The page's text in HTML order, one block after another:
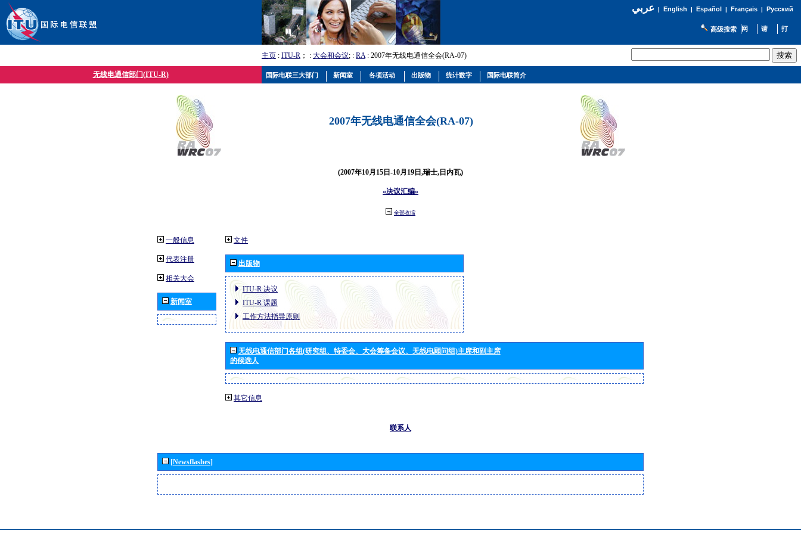
عربي| English | Español | Français| Русский
高级搜索
主页 : ITU-R ； : 大会和会议; : RA: 2007年无线电通信全会(RA-07)
无线电通信部门(ITU-R)
2007年无线电通信全会(RA-07)
(2007年10月15日-10月19日,瑞士,日内瓦)
«决议汇编»
全部收缩
一般信息
代表注册
相关大会
新闻室
文件
出版物
ITU-R 决议
ITU-R 课题
工作方法指导原则
无线电通信部门各组(研究组、特委会、大会筹备会议、无线电顾问组)主席和副主席
的候选人
其它信息
联系人
[Newsflashes]
国际电联三大部门 新闻室 各项活动 出版物 统计数字 国际电联简介